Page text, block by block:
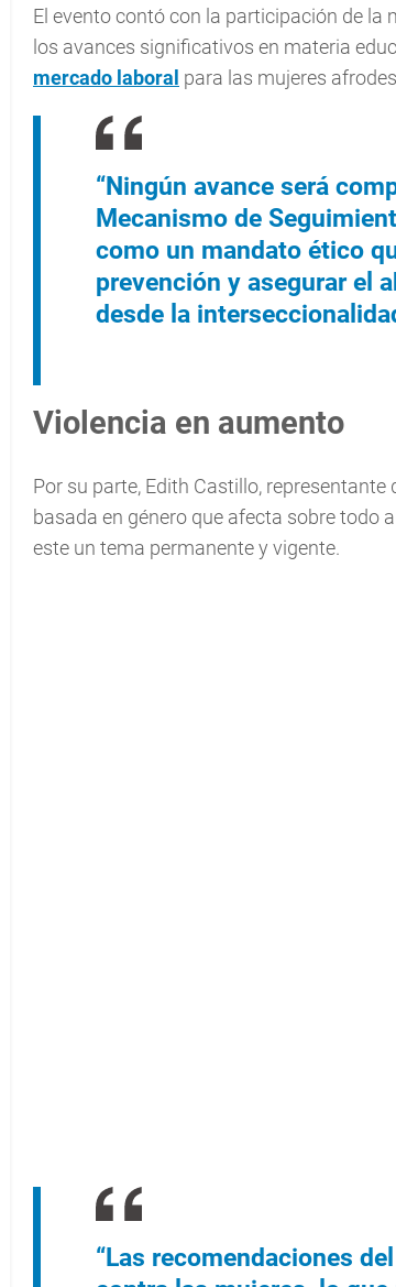
El evento contó con la participación de la
los avances significativos en materia
mercado laboral para las mujeres
“Ningún avance será
Mecanismo de
como un mandato ético
prevención y asegurar el
desde la
Violencia en aumento
Por su parte, Edith Castillo,
basada en género que afecta sobre todo
este un tema permanente y vigente.
“Las recomendaciones